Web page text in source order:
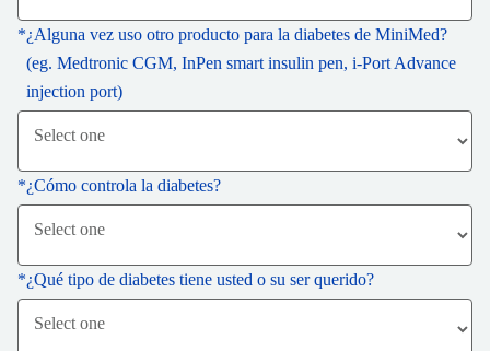
*¿Alguna vez uso otro producto para la diabetes de MiniMed?
(eg. Medtronic CGM, InPen smart insulin pen, i-Port Advance
injection port)
*¿Cómo controla la diabetes?
*¿Qué tipo de diabetes tiene usted o su ser querido?